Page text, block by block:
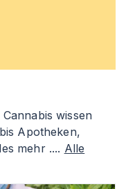
wissen
Apotheken,
mehr .... Alle